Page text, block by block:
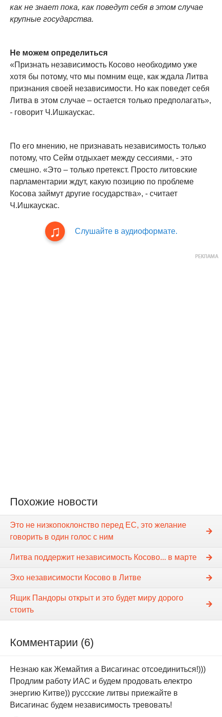
как не знает пока, как поведут себя в этом случае
крупные государства.
Не можем определиться
«Признать независимость Косово необходимо уже
хотя бы потому, что мы помним еще, как ждала Литва
признания своей независимости. Но как поведет себя
Литва в этом случае – остается только предполагать»,
- говорит Ч.Ишкаускас.
По его мнению, не признавать независимость только
потому, что Сейм отдыхает между сессиями, - это
смешно. «Это – только претекст. Просто литовские
парламентарии ждут, какую позицию по проблеме
Косова займут другие государства», - считает
Ч.Ишкаускас.
Слушайте в аудиоформате.
Похожие новости
Это не низкопоклонство перед ЕС, это желание
говорить в один голос с ним
Литва поддержит независимость Косово... в марте
Эхо независимости Косово в Литве
Ящик Пандоры открыт и это будет миру дорого
стоить
Комментарии (6)
Незнаю как Жемайтия а Висагинас отсоединиться!)))
Продлим работу ИАС и будем продовать електро
энергию Kитве)) руссские литвы приежайте в
Висагинас будем независимость тревовать!